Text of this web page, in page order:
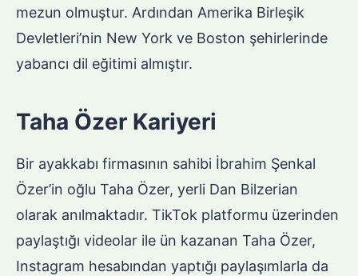
mezun olmuştur. Ardından Amerika Birleşik
Devletleri’nin New York ve Boston şehirlerinde
yabancı dil eğitimi almıştır.
Taha Özer Kariyeri
Bir ayakkabı firmasının sahibi İbrahim Şenkal
Özer’in oğlu Taha Özer, yerli Dan Bilzerian
olarak anılmaktadır. TikTok platformu üzerinden
paylaştığı videolar ile ün kazanan Taha Özer,
Instagram hesabından yaptığı paylaşımlarla da